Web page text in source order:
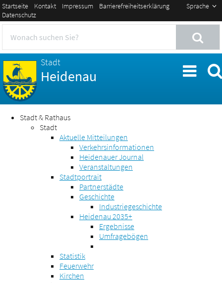
Sprache
Startseite Kontakt Impressum
Barrierefreiheitserklärung
Datenschutz
Stadt
Heidenau
Stadt & Rathaus
Stadt
Aktuelle Mitteilungen
Verkehrsinformationen
Heidenauer Journal
Veranstaltungen
Stadtportrait
Partnerstädte
Geschichte
Industriegeschichte
Heidenau 2035+
Ergebnisse
Umfragebögen
Statistik
Feuerwehr
Kirchen